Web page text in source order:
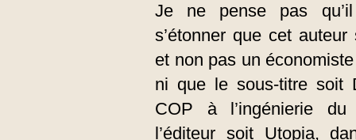
Je ne pense pas
s’étonner que cet
et non pas un
ni que le sous-titre soit
COP à l’ingénierie
l’éditeur soit Utopia,